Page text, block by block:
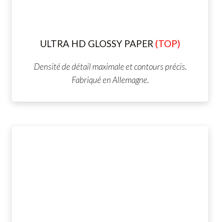
ULTRA HD GLOSSY PAPER (TOP)
Densité de détail maximale et contours précis.
Fabriqué en Allemagne.